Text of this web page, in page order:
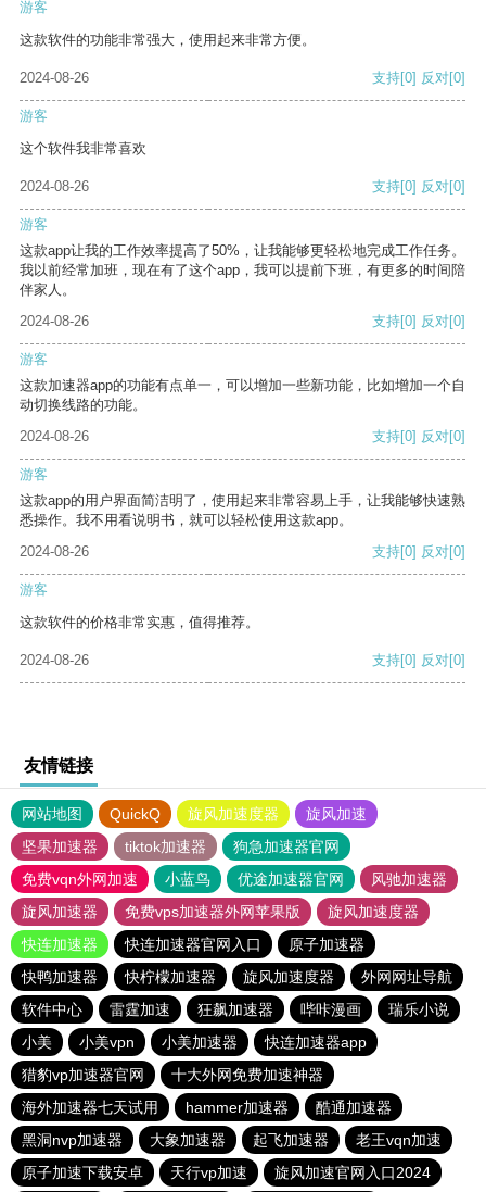
游客
这款软件的功能非常强大，使用起来非常方便。
2024-08-26 支持[0] 反对[0]
游客
这个软件我非常喜欢
2024-08-26 支持[0] 反对[0]
游客
这款app让我的工作效率提高了50%，让我能够更轻松地完成工作任务。
我以前经常加班，现在有了这个app，我可以提前下班，有更多的时间陪
伴家人。
2024-08-26
支持[0] 反对[0]
游客
这款加速器app的功能有点单一，可以增加一些新功能，比如增加一个自
动切换线路的功能。
2024-08-26
支持[0] 反对[0]
游客
这款app的用户界面简洁明了，使用起来非常容易上手，让我能够快速熟
悉操作。我不用看说明书，就可以轻松使用这款app。
2024-08-26
支持[0] 反对[0]
游客
这款软件的价格非常实惠，值得推荐。
2024-08-26 支持[0] 反对[0]
友情链接
网站地图 QuickQ 旋风加速度器
旋风加速
坚果加速器
tiktok加速器
狗急加速器官网
免费vqn外网加速
小蓝鸟 优途加速器官网
风驰加速器
旋风加速器
免费vps加速器外网苹果版
旋风加速度器
快连加速器
快连加速器官网入口
原子加速器
快鸭加速器
快柠檬加速器 旋风加速度器
外网网址导航
软件中心
雷霆加速 狂飙加速器 哔咔漫画
瑞乐小说
小美
小美vpn 小美加速器
快连加速器app
猎豹vp加速器官网
十大外网免费加速神器
海外加速器七天试用
hammer加速器
酷通加速器
黑洞nvp加速器
大象加速器 起飞加速器
老王vqn加速
原子加速下载安卓
天行vp加速 旋风加速官网入口2024